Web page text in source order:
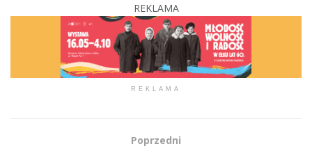
REKLAMA
REKLAMA
Poprzedni